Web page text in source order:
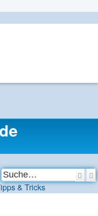
& Tricks